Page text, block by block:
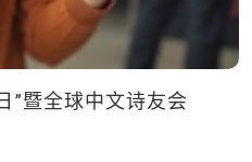
”暨全球中文诗友会